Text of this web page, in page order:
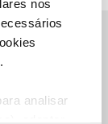
nos
analisar